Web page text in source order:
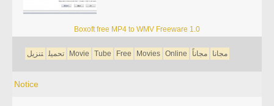
Boxoft free MP4 to WMV Freeware 1.0
تحميل تنزيل Movie Tube Free Movies Online مجانا مجاناً
Notice